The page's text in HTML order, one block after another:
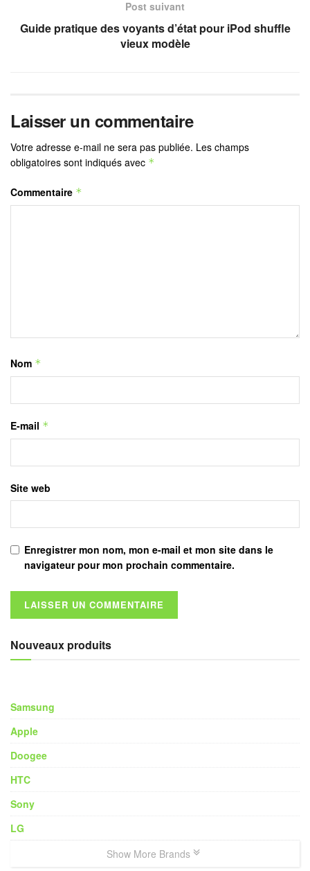
Post suivant
Guide pratique des voyants d’état pour iPod shuffle
vieux modèle
Laisser un commentaire
Votre adresse e-mail ne sera pas publiée. Les champs
obligatoires sont indiqués avec *
Commentaire *
Nom *
E-mail *
Site web
Enregistrer mon nom, mon e-mail et mon site dans le
navigateur pour mon prochain commentaire.
Nouveaux produits
Samsung
Apple
Doogee
HTC
Sony
LG
Show More Brands